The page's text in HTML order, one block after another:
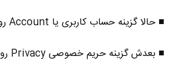
■ حالا گزینه حساب کاربری یا Account رو بزنید.
■ بعدش گزینه حریم خصوصی Privacy رو بزنید.